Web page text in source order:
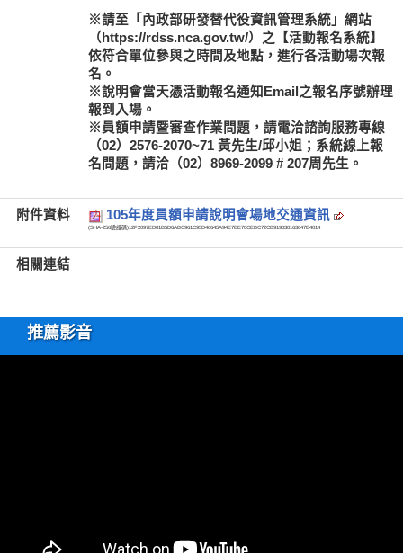
※請至「內政部研發替代役資訊管理系統」網站
（https://rdss.nca.gov.tw/）之【活動報名系統】
依符合單位參與之時間及地點，進行各活動場次報
名。
※說明會當天憑活動報名通知Email之報名序號辦理
報到入場。
※員額申請暨審查作業問題，請電洽諮詢服務專線
（02）2576-2070~71 黃先生/邱小姐；系統線上報
名問題，請洽（02）8969-2099 # 207周先生。
附件資料 105年度員額申請說明會場地交通資訊
(SHA-256驗證碼)12F2097ED01B5D6ABC961C95D46645A94E7EE70CEBC72CB919030163647E4014
相關連結
推薦影音